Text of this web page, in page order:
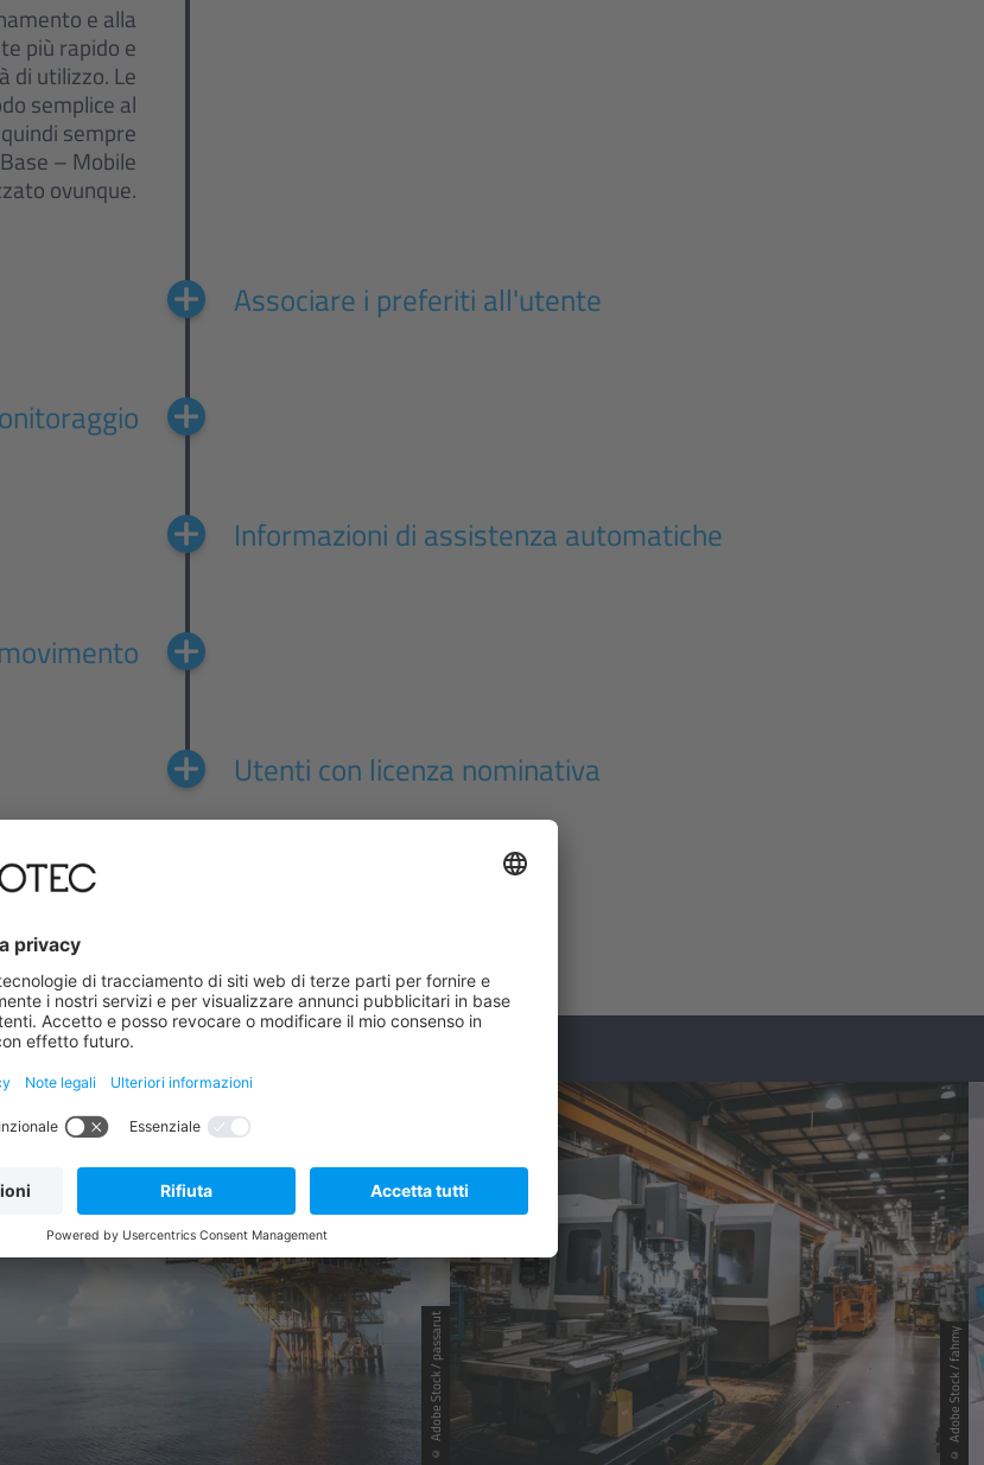
e alla
più rapido e
di utilizzo. Le
semplice al
sempre
– Mobile
ovunque.
Associare i preferiti all'utente
Informazioni di assistenza automatiche
Utenti con licenza nominativa
© Adobe Stock / passarut © Adobe Stock / fahmy